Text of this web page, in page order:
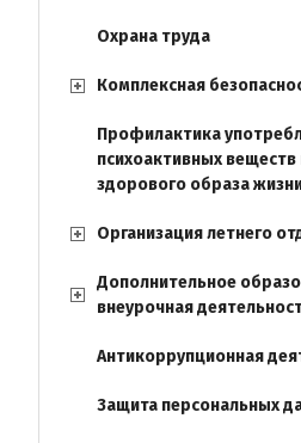
Охрана труда
Комплексная
Профилактика
психоактивных веществ
здорового образа
Организация летнего
Дополнительное
внеурочная
Антикоррупционная
Защита персональных